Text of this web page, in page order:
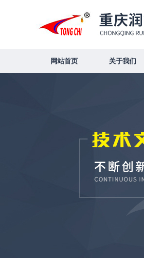
网站首页 关于我们